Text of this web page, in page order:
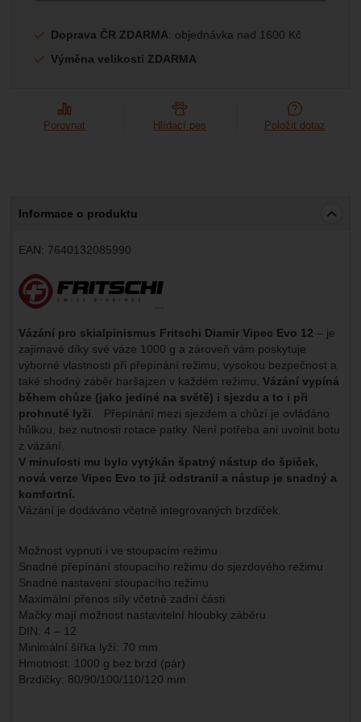
Data získaná pomocí těchto cookies zpracováváme
konkrétní uživatele našeho webu.
Marketingové- abychom vás neobtěžovali nevhodnou
Povoleno
abychom vám mohli zobrazit vhodné obsahy nebo reklamy
jak na našich stránkách, tak na stránkách třetích stran.
Doprava ČR ZDARMA: objednávka nad 1600 Kč
Výměna velikosti ZDARMA
Porovnat Hlídací pes Položit dotaz
Informace o produktu
EAN: 7640132085990
Výrobce:
Vázání pro skialpinismus Fritschi Diamir Vipec Evo 12 – je
zajímavé díky své váze 1000 g a zároveň vám poskytuje
výborné vlastnosti při přepínání režimu, vysokou bezpečnost a
také shodný záběr haršajzen v každém režimu. Vázání vypíná
během chůze (jako jediné na světě) i sjezdu a to i při
prohnuté lyži . Přepínání mezi sjezdem a chůzí je ovládáno
hůlkou, bez nutnosti rotace patky. Není potřeba ani uvolnit botu
z vázání.
V minulosti mu bylo vytýkán špatný nástup do špiček,
nová verze Vipec Evo to již odstranil a nástup je snadný a
komfortní.
Vázání je dodáváno včetně integrovaných brzdiček.
Možnost vypnutí i ve stoupacím režimu
Snadné přepínání stoupacího režimu do sjezdového režimu
Snadné nastavení stoupacího režimu
Maximální přenos síly včetně zadní části
Mačky mají možnost nastavitelní hloubky záběru
DIN: 4 – 12
Minimální šířka lyží: 70 mm
Hmotnost: 1000 g bez brzd (pár)
Brzdičky: 80/90/100/110/120 mm